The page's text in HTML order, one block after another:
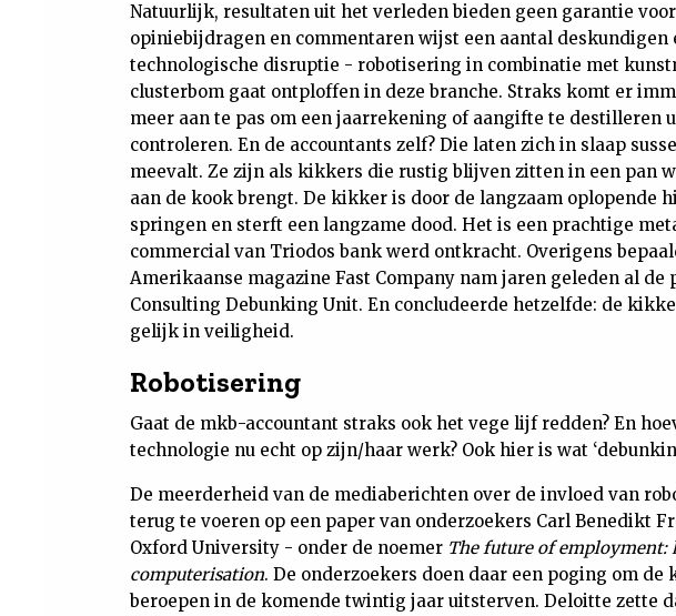
Natuurlijk, resultaten uit het verleden bieden geen garantie
opiniebijdragen en commentaren wijst een aantal deskundigen
technologische disruptie - robotisering in combinatie met
clusterbom gaat ontploffen in deze branche. Straks komt er
meer aan te pas om een jaarrekening of aangifte te destilleren
controleren. En de accountants zelf? Die laten zich in slaap
meevalt. Ze zijn als kikkers die rustig blijven zitten in een pan
aan de kook brengt. De kikker is door de langzaam oplopende
springen en sterft een langzame dood. Het is een prachtige
commercial van Triodos bank werd ontkracht. Overigens
Amerikaanse magazine Fast Company nam jaren geleden al de
Consulting Debunking Unit. En concludeerde hetzelfde: de
gelijk in veiligheid.
Robotisering
Gaat de mkb-accountant straks ook het vege lijf redden? En
technologie nu echt op zijn/haar werk? Ook hier is wat
De meerderheid van de mediaberichten over de invloed van
terug te voeren op een paper van onderzoekers Carl Benedikt
Oxford University - onder de noemer The future of employment:
computerisation. De onderzoekers doen daar een poging om de
beroepen in de komende twintig jaar uitsterven. Deloitte zette